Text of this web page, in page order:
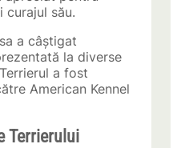
curajul său.
a câștigat
la diverse
a fost
American Kennel
Terrierului